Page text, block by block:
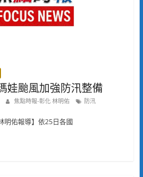
娃颱風加強防汛整備
焦點時報-彰化 林明佑 防汛
明佑報導】依25日各國